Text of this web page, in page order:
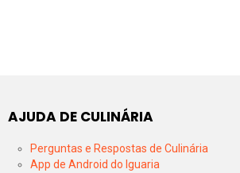
AJUDA DE CULINÁRIA
Perguntas e Respostas de Culinária
App de Android do Iguaria